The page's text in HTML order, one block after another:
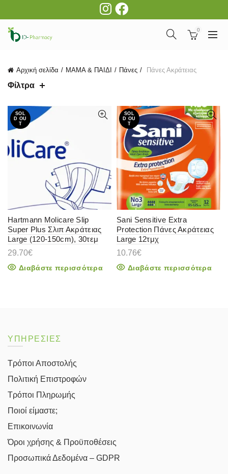
0
Αρχική σελίδα ΜΑΜΑ & ΠΑΙΔΙ Πάνες Πάνες Ακράτειας
Φίλτρα
SOL
D OU
T
Hartmann Molicare Slip
Super Plus Σλιπ Ακράτειας
Large (120-150cm), 30τεμ
29.70€
Διαβάστε περισσότερα
SOL
D OU
T
Sani Sensitive Extra
Protection Πάνες Ακράτειας
Large 12τμχ
10.76€
Διαβάστε περισσότερα
ΥΠΗΡΕΣΙΕΣ
Τρόποι Αποστολής
Πολιτική Επιστροφών
Τρόποι Πληρωμής
Ποιοί είμαστε;
Επικοινωνία
Όροι χρήσης & Προϋποθέσεις
Προσωπικά Δεδομένα – GDPR